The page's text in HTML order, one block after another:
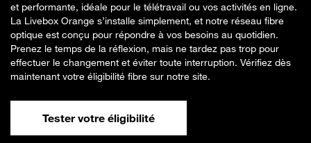
et performante, idéale pour le télétravail ou vos activités en ligne.
La Livebox Orange s’installe simplement, et notre réseau fibre
optique est conçu pour répondre à vos besoins au quotidien.
Prenez le temps de la réflexion, mais ne tardez pas trop pour
effectuer le changement et éviter toute interruption. Vérifiez dès
maintenant votre éligibilité fibre sur notre site.
Tester votre éligibilité